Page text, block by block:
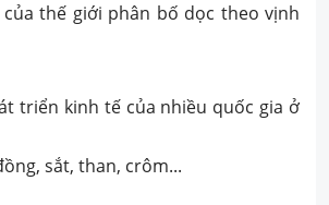
thế giới phân bố dọc theo vịnh
triển kinh tế của nhiều quốc gia ở
sắt, than, crôm...